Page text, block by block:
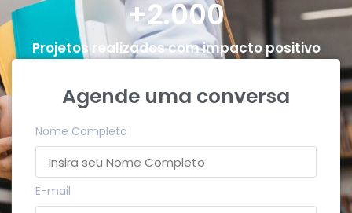
+2.000
Projetos realizados com impacto positivo
Agende uma conversa
Nome Completo
E-mail